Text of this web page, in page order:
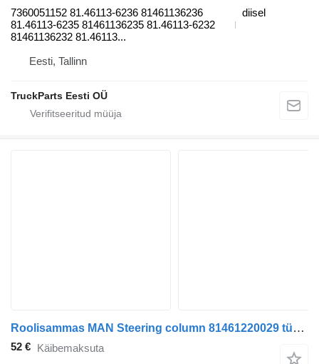
7360051152 81.46113-6236 81461136236
81.46113-6235 81461136235 81.46113-6232
81461136232 81.46113...
diisel
Eesti, Tallinn
TruckParts Eesti OÜ
Roolisammas MAN Steering column 81461220029 tüübi jaoks sadulveoki MAN TGA 26.430
52 € Käibemaksuta